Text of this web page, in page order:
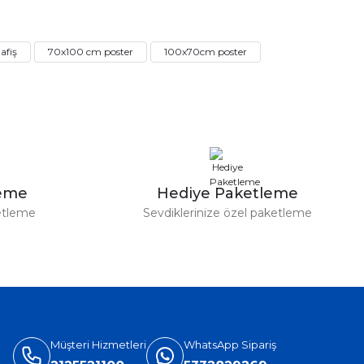
70x100 cm poster 100x70cm poster
Hediye Paketleme
Sevdiklerinize özel paketleme
Müşteri Hizmetleri WhatsApp Sipariş